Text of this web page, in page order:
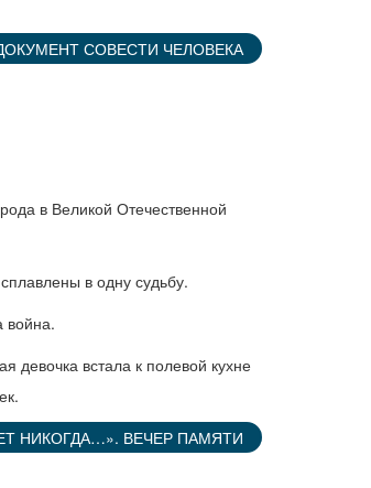
СОВЕСТИ ЧЕЛОВЕКА
в Великой Отечественной
в одну судьбу.
война.
девочка встала к полевой кухне
НИКОГДА…». ВЕЧЕР ПАМЯТИ